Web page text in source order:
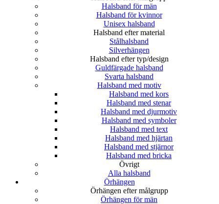
Halsband för män
Halsband för kvinnor
Unisex halsband
Halsband efter material
Stålhalsband
Silverhängen
Halsband efter typ/design
Guldfärgade halsband
Svarta halsband
Halsband med motiv
Halsband med kors
Halsband med stenar
Halsband med djurmotiv
Halsband med symboler
Halsband med text
Halsband med hjärtan
Halsband med stjärnor
Halsband med bricka
Övrigt
Alla halsband
Örhängen
Örhängen efter målgrupp
Örhängen för män